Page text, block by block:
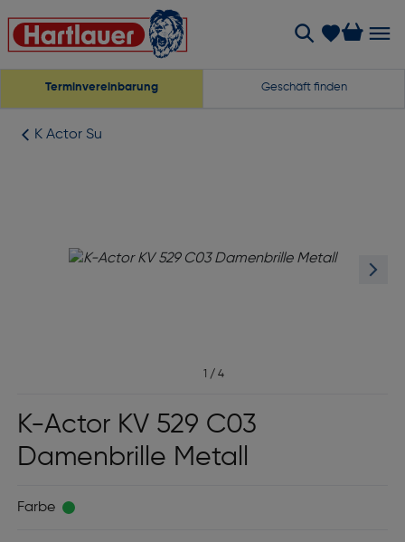
Terminvereinbarung Geschäft finden
K Actor Su
1 / 4
K-Actor KV 529 C03
Damenbrille Metall
Farbe